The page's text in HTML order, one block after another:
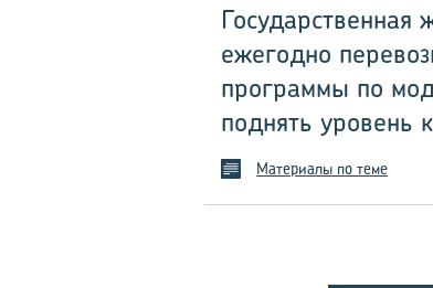
ежегодно
программы по
поднять уровень
Материалы по теме